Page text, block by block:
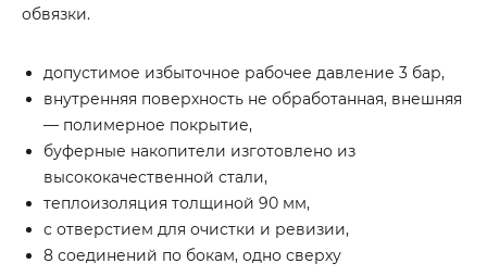
обвязки.
допустимое избыточное рабочее давление 3 бар,
внутренняя поверхность не обработанная, внешняя
— полимерное покрытие,
буферные накопители изготовлено из
высококачественной стали,
теплоизоляция толщиной 90 мм,
с отверстием для очистки и ревизии,
8 соединений по бокам, одно сверху